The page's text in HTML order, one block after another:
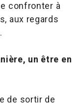
confronter à
aux regards
un être en
de sortir de